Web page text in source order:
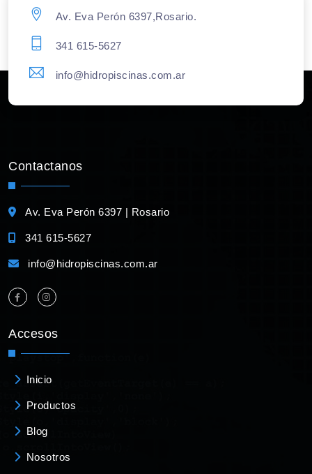
Av. Eva Perón 6397,Rosario.
341 615-5627
info@hidropiscinas.com.ar
Contactanos
Av. Eva Perón 6397 | Rosario
341 615-5627
info@hidropiscinas.com.ar
Accesos
Inicio
Productos
Blog
Nosotros